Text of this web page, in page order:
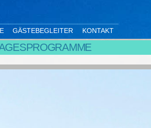
GÄSTEBEGLEITER KONTAKT